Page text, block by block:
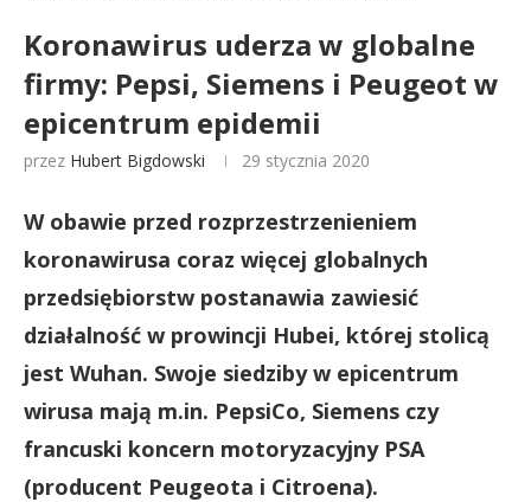
Koronawirus uderza w globalne
firmy: Pepsi, Siemens i Peugeot w
epicentrum epidemii
przez Hubert Bigdowski 29 stycznia 2020
W obawie przed rozprzestrzenieniem
koronawirusa coraz więcej globalnych
przedsiębiorstw postanawia zawiesić
działalność w prowincji Hubei, której stolicą
jest Wuhan. Swoje siedziby w epicentrum
wirusa mają m.in. PepsiCo, Siemens czy
francuski koncern motoryzacyjny PSA
(producent Peugeota i Citroena).